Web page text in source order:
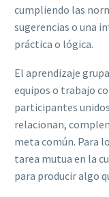
cumpliendo las
sugerencias o una
práctica o lógica.
El aprendizaje
equipos o trabajo
participantes
relacionan,
meta común. Para
tarea mutua en la
para producir algo